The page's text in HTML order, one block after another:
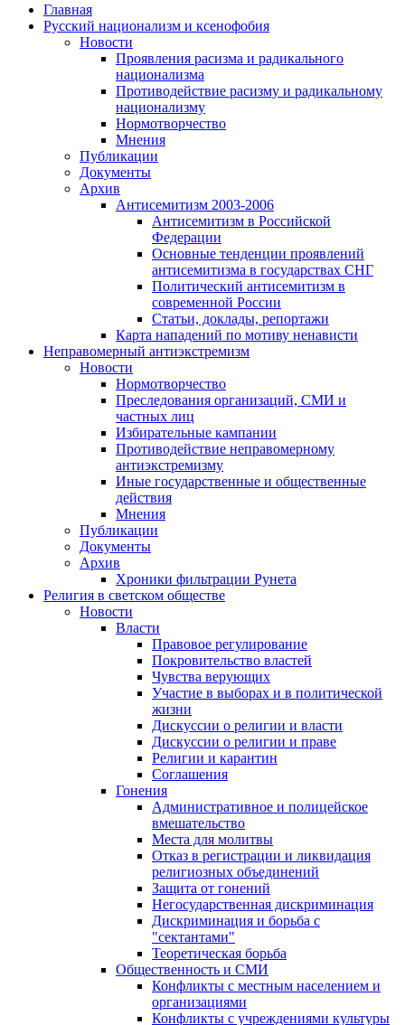
Главная
Русский национализм и ксенофобия
Новости
Проявления расизма и радикального
национализма
Противодействие расизму и радикальному
национализму
Нормотворчество
Мнения
Публикации
Документы
Архив
Антисемитизм 2003-2006
Антисемитизм в Российской
Федерации
Основные тенденции проявлений
антисемитизма в государствах СНГ
Политический антисемитизм в
современной России
Статьи, доклады, репортажи
Карта нападений по мотиву ненависти
Неправомерный антиэкстремизм
Новости
Нормотворчество
Преследования организаций, СМИ и
частных лиц
Избирательные кампании
Противодействие неправомерному
антиэкстремизму
Иные государственные и общественные
действия
Мнения
Публикации
Документы
Архив
Хроники фильтрации Рунета
Религия в светском обществе
Новости
Власти
Правовое регулирование
Покровительство властей
Чувства верующих
Участие в выборах и в политической
жизни
Дискуссии о религии и власти
Дискуссии о религии и праве
Религии и карантин
Соглашения
Гонения
Административное и полицейское
вмешательство
Места для молитвы
Отказ в регистрации и ликвидация
религиозных объединений
Защита от гонений
Негосударственная дискриминация
Дискриминация и борьба с
"сектантами"
Теоретическая борьба
Общественность и СМИ
Конфликты с местным населением и
организациями
Конфликты с учреждениями культуры